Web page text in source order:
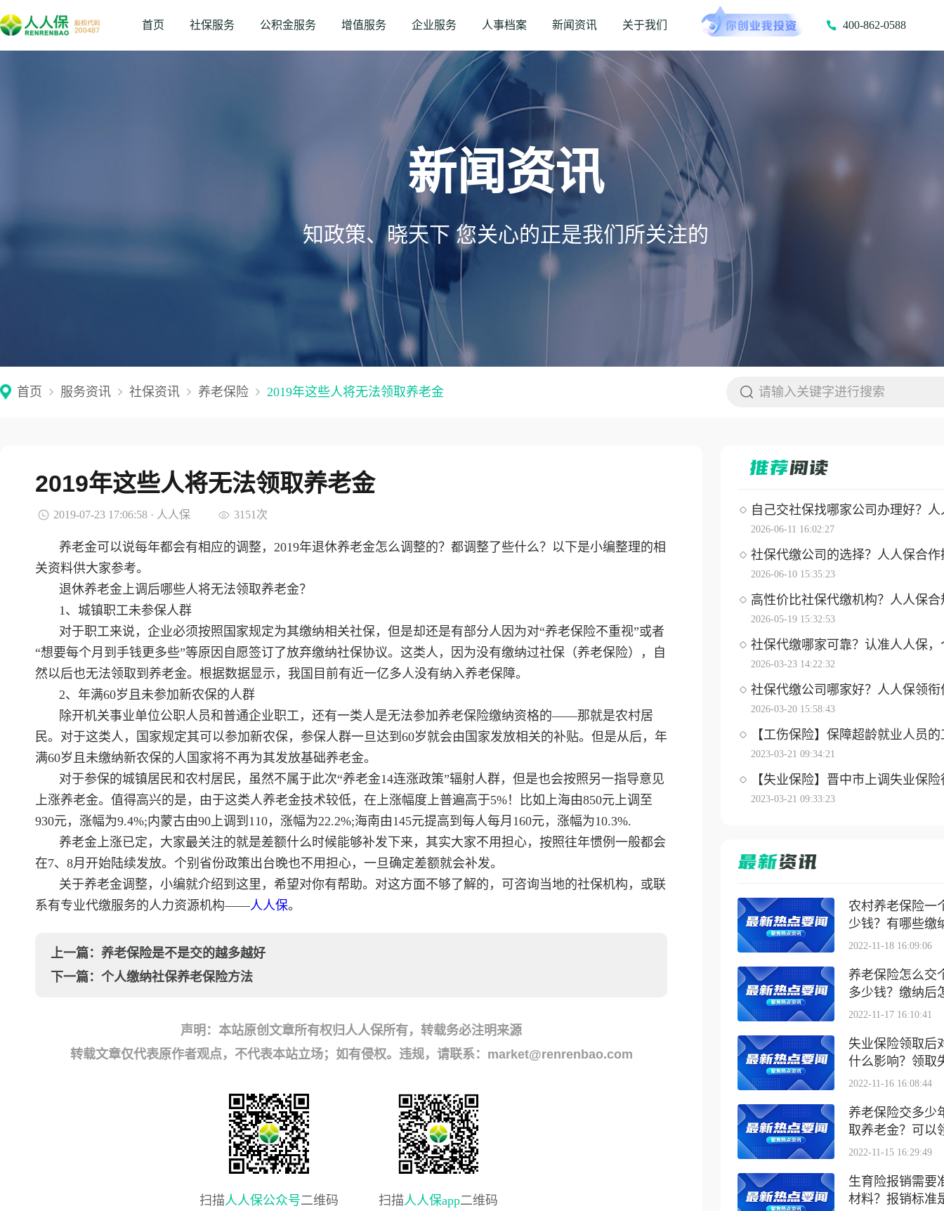
首页 社保服务 公积金服务 增值服务 企业服务 人事档案 新闻资讯 关于我们 400-862-0588
新闻资讯
知政策、晓天下 您关心的正是我们所关注的
首页 服务资讯 社保资讯 养老保险 2019年这些人将无法领取养老金
2019年这些人将无法领取养老金
2019-07-23 17:06:58 · 人人保 3151次
养老金可以说每年都会有相应的调整，2019年退休养老金怎么调整的？都调整了些什么？以下是小编整理的相
关资料供大家参考。
退休养老金上调后哪些人将无法领取养老金？
1、城镇职工未参保人群
对于职工来说，企业必须按照国家规定为其缴纳相关社保，但是却还是有部分人因为对“养老保险不重视”或者
“想要每个月到手钱更多些”等原因自愿签订了放弃缴纳社保协议。这类人，因为没有缴纳过社保（养老保险），自
然以后也无法领取到养老金。根据数据显示，我国目前有近一亿多人没有纳入养老保障。
2、年满60岁且未参加新农保的人群
除开机关事业单位公职人员和普通企业职工，还有一类人是无法参加养老保险缴纳资格的——那就是农村居
民。对于这类人，国家规定其可以参加新农保，参保人群一旦达到60岁就会由国家发放相关的补贴。但是从后，年
满60岁且未缴纳新农保的人国家将不再为其发放基础养老金。
对于参保的城镇居民和农村居民，虽然不属于此次“养老金14连涨政策”辐射人群，但是也会按照另一指导意见
上涨养老金。值得高兴的是，由于这类人养老金技术较低，在上涨幅度上普遍高于5%！比如上海由850元上调至
930元，涨幅为9.4%;内蒙古由90上调到110，涨幅为22.2%;海南由145元提高到每人每月160元，涨幅为10.3%.
养老金上涨已定，大家最关注的就是差额什么时候能够补发下来，其实大家不用担心，按照往年惯例一般都会
在7、8月开始陆续发放。个别省份政策出台晚也不用担心，一旦确定差额就会补发。
关于养老金调整，小编就介绍到这里，希望对你有帮助。对这方面不够了解的，可咨询当地的社保机构，或联
系有专业代缴服务的人力资源机构——人人保。
上一篇： 养老保险是不是交的越多越好
下一篇： 个人缴纳社保养老保险方法
声明：本站原创文章所有权归人人保所有，转载务必注明来源
转载文章仅代表原作者观点，不代表本站立场；如有侵权。违规，请联系：market@renrenbao.com
扫描人人保公众号二维码
扫描人人保app二维码
自己交社保找哪家公司办理好？人
2026-06-11 16:02:27
社保代缴公司的选择？人人保合作
2026-06-10 15:35:23
高性价比社保代缴机构？人人保合
2026-05-19 15:32:53
社保代缴哪家可靠？认准人人保，
2026-03-23 14:22:32
社保代缴公司哪家好？人人保领衔
2026-03-20 15:58:43
【工伤保险】保障超龄就业人员
2023-03-21 09:34:21
【失业保险】晋中市上调失业保
2023-03-21 09:33:23
农村养老保险一
少钱？有哪些缴
2022-11-18 16:09:06
养老保险怎么交
多少钱？缴纳后
2022-11-17 16:10:41
失业保险领取后
什么影响？领取
2022-11-16 16:08:44
养老保险交多少
取养老金？可以
2022-11-15 16:29:49
生育险报销需要
材料？报销标准